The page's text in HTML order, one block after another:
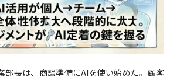
部長は、商談準備にAIを使い始めた。顧客